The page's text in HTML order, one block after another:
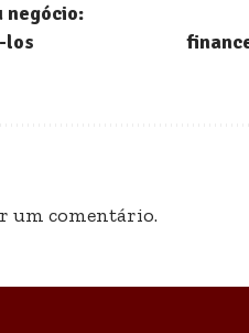
negócio:
los
um comentário.